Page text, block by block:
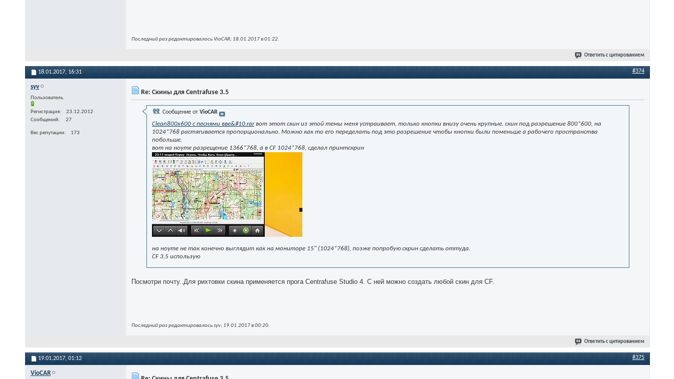
Последний раз редактировалось VioCAR; 18.01.2017 в01:22.
Ответить с цитированием
18.01.2017, 16:31 #374
syv
Пользователь
Регистрация
23.12.2012
Сообщений
27
Вес репутации 173
Re: Скины для Centrafuse 3.5
Сообщение от VioCAR
Clean800x600 с песнями вве&#10.rarвот этот скин из этой темы меня устраивает, только кнопки внизу очень крупные. скин под разрешение 800*600, на
1024*768 растягивается пропорционально. Можно как то его переделать под это разрешение чтобы кнопки были поменьше а рабочего пространства
побольше.
вот на ноуте разрещение 1366*768, а в CF 1024*768, сделал принтскрин
на ноуте не так конечно выглядит как на мониторе 15" (1024*768), позже попробую скрин сделать оттуда.
CF 3.5 использую
Посмотри почту..Для рихтовки скина применяется прога Centrafuse Studio 4. С ней можно создать любой скин для CF.
Последний раз редактировалось syv; 19.01.2017 в00:20.
Ответить с цитированием
19.01.2017, 01:12 #375
VioCAR